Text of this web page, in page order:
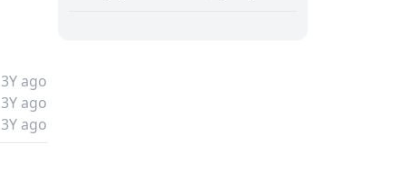
3Y ago
3Y ago
3Y ago